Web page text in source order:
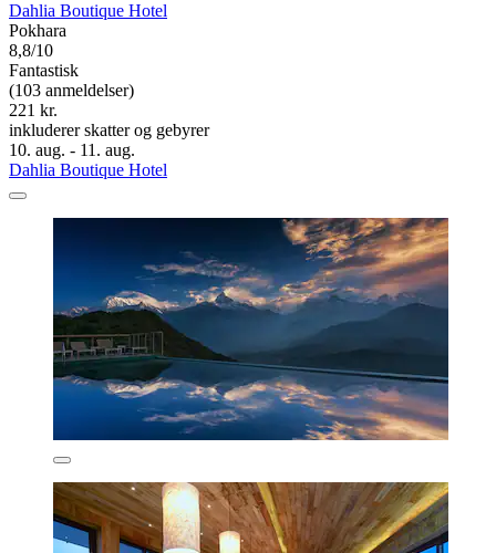
Dahlia Boutique Hotel
Pokhara
8,8/10
Fantastisk
(103 anmeldelser)
221 kr.
inkluderer skatter og gebyrer
10. aug. - 11. aug.
Dahlia Boutique Hotel